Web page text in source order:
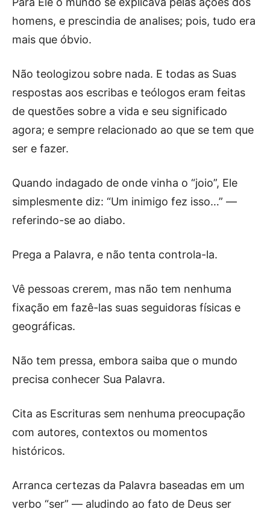
homens, e prescindia de analises; pois, tudo era
mais que óbvio.
Não teologizou sobre nada. E todas as Suas
respostas aos escribas e teólogos eram feitas
de questões sobre a vida e seu significado
agora; e sempre relacionado ao que se tem que
ser e fazer.
Quando indagado de onde vinha o “joio”, Ele
simplesmente diz: “Um inimigo fez isso…” —
referindo-se ao diabo.
Prega a Palavra, e não tenta controla-la.
Vê pessoas crerem, mas não tem nenhuma
fixação em fazê-las suas seguidoras físicas e
geográficas.
Não tem pressa, embora saiba que o mundo
precisa conhecer Sua Palavra.
Cita as Escrituras sem nenhuma preocupação
com autores, contextos ou momentos
históricos.
Arranca certezas da Palavra baseadas em um
verbo “ser” — aludindo ao fato de Deus ser